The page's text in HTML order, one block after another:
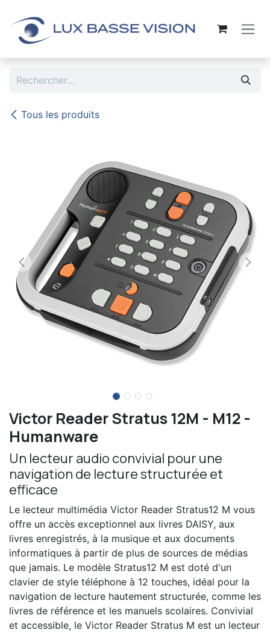
Tous les produits
Victor Reader Stratus 12M - M12 -
Humanware
Un lecteur audio convivial pour une
navigation de lecture structurée et
efficace
Le lecteur multimédia Victor Reader Stratus12 M vous
offre un accès exceptionnel aux livres DAISY, aux
livres enregistrés, à la musique et aux documents
informatiques à partir de plus de sources de médias
que jamais. Le modèle Stratus12 M est doté d'un
clavier de style téléphone à 12 touches, idéal pour la
navigation de lecture hautement structurée, comme les
livres de référence et les manuels scolaires. Convivial
et accessible, le Victor Reader Stratus M est un lecteur